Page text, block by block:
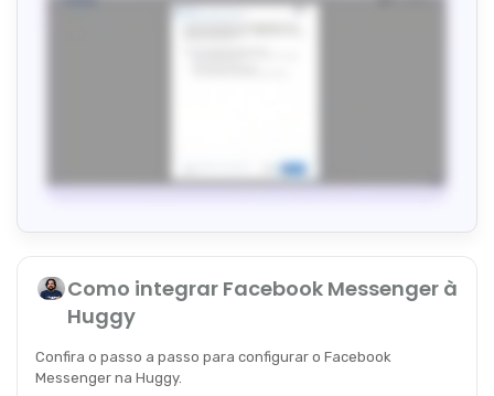
Como integrar Facebook Messenger à
Huggy
Confira o passo a passo para configurar o Facebook
Messenger na Huggy.